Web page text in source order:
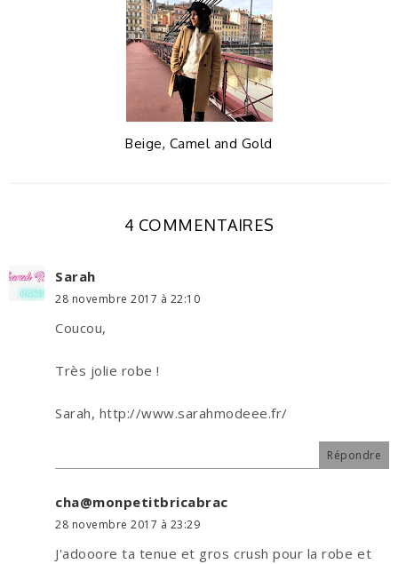
Beige, Camel and Gold
4 COMMENTAIRES
Sarah
28 novembre 2017 à 22:10
Coucou,
Très jolie robe !
Sarah, http://www.sarahmodeee.fr/
Répondre
cha@monpetitbricabrac
28 novembre 2017 à 23:29
J'adooore ta tenue et gros crush pour la robe et